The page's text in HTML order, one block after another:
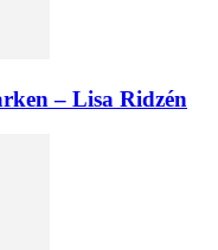
– Lisa Ridzén